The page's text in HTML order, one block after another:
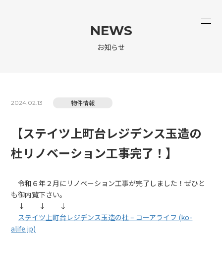
NEWS
お知らせ
2024.02.13 物件情報
【ステイツ上町台レジデンス玉造の
杜リノベーション工事完了！】
令和６年２月にリノベーション工事が完了しました！ぜひと
も御内覧下さい。
↓ ↓ ↓
ステイツ上町台レジデンス玉造の杜 – コーアライフ (ko-
alife.jp)